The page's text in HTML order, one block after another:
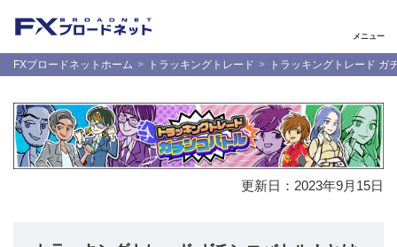
メニュー
FXブロードネットホーム トラッキングトレード トラッキングトレード ガ
更新日： 2023年9月15日